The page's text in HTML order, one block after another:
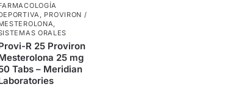
PROVIRON /
ORALES
R 25 Proviron
25 mg
Tabs – Meridian